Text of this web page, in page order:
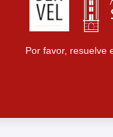
Por favor, resuelve